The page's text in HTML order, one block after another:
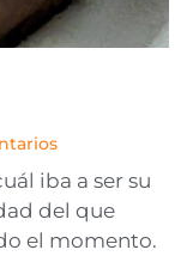
iba a ser su
del que
el momento.